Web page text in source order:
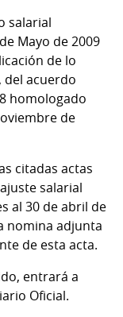
salarial
Mayo de 2009
de lo
acuerdo
homologado
de
citadas actas
salarial
al 30 de abril de
nomina adjunta
de esta acta.
entrará a
Oficial.